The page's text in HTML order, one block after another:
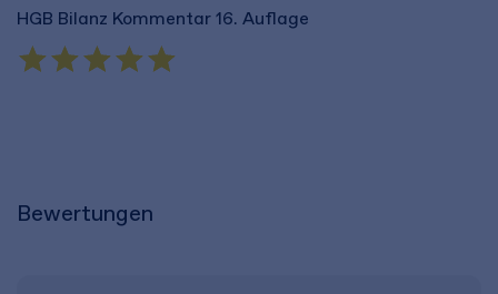
HGB Bilanz Kommentar 16. Auflage
Bewertungen